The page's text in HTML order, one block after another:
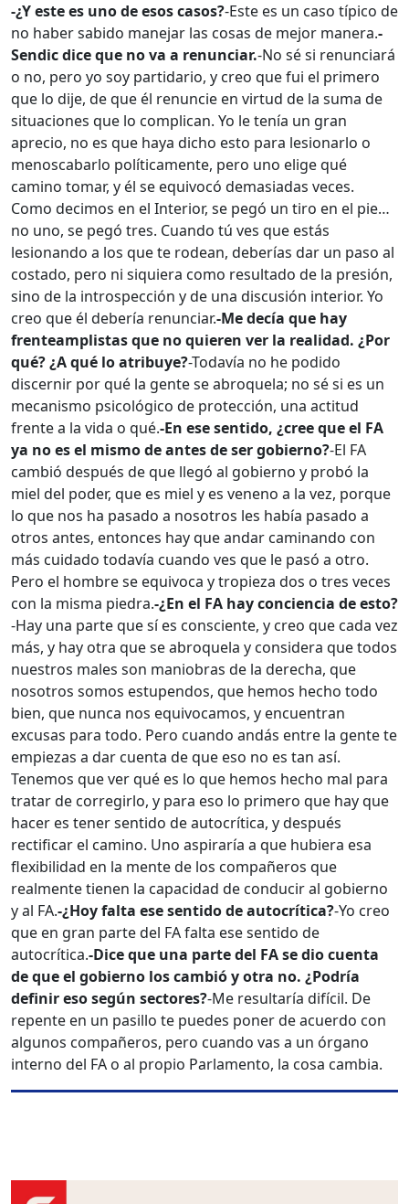
-¿Y este es uno de esos casos?-Este es un caso típico de
no haber sabido manejar las cosas de mejor manera.-
Sendic dice que no va a renunciar.-No sé si renunciará
o no, pero yo soy partidario, y creo que fui el primero
que lo dije, de que él renuncie en virtud de la suma de
situaciones que lo complican. Yo le tenía un gran
aprecio, no es que haya dicho esto para lesionarlo o
menoscabarlo políticamente, pero uno elige qué
camino tomar, y él se equivocó demasiadas veces.
Como decimos en el Interior, se pegó un tiro en el pie…
no uno, se pegó tres. Cuando tú ves que estás
lesionando a los que te rodean, deberías dar un paso al
costado, pero ni siquiera como resultado de la presión,
sino de la introspección y de una discusión interior. Yo
creo que él debería renunciar.-Me decía que hay
frenteamplistas que no quieren ver la realidad. ¿Por
qué? ¿A qué lo atribuye?-Todavía no he podido
discernir por qué la gente se abroquela; no sé si es un
mecanismo psicológico de protección, una actitud
frente a la vida o qué.-En ese sentido, ¿cree que el FA
ya no es el mismo de antes de ser gobierno?-El FA
cambió después de que llegó al gobierno y probó la
miel del poder, que es miel y es veneno a la vez, porque
lo que nos ha pasado a nosotros les había pasado a
otros antes, entonces hay que andar caminando con
más cuidado todavía cuando ves que le pasó a otro.
Pero el hombre se equivoca y tropieza dos o tres veces
con la misma piedra.-¿En el FA hay conciencia de esto?
-Hay una parte que sí es consciente, y creo que cada vez
más, y hay otra que se abroquela y considera que todos
nuestros males son maniobras de la derecha, que
nosotros somos estupendos, que hemos hecho todo
bien, que nunca nos equivocamos, y encuentran
excusas para todo. Pero cuando andás entre la gente te
empiezas a dar cuenta de que eso no es tan así.
Tenemos que ver qué es lo que hemos hecho mal para
tratar de corregirlo, y para eso lo primero que hay que
hacer es tener sentido de autocrítica, y después
rectificar el camino. Uno aspiraría a que hubiera esa
flexibilidad en la mente de los compañeros que
realmente tienen la capacidad de conducir al gobierno
y al FA.-¿Hoy falta ese sentido de autocrítica?-Yo creo
que en gran parte del FA falta ese sentido de
autocrítica.-Dice que una parte del FA se dio cuenta
de que el gobierno los cambió y otra no. ¿Podría
definir eso según sectores?-Me resultaría difícil. De
repente en un pasillo te puedes poner de acuerdo con
algunos compañeros, pero cuando vas a un órgano
interno del FA o al propio Parlamento, la cosa cambia.